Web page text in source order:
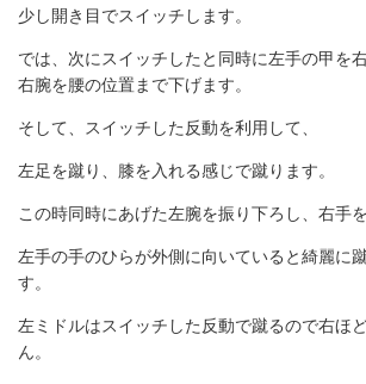
少し開き目でスイッチします。
では、次にスイッチしたと同時に左手の甲を
右腕を腰の位置まで下げます。
そして、スイッチした反動を利用して、
左足を蹴り、膝を入れる感じで蹴ります。
この時同時にあげた左腕を振り下ろし、右手を
左手の手のひらが外側に向いていると綺麗に
す。
左ミドルはスイッチした反動で蹴るので右ほ
ん。